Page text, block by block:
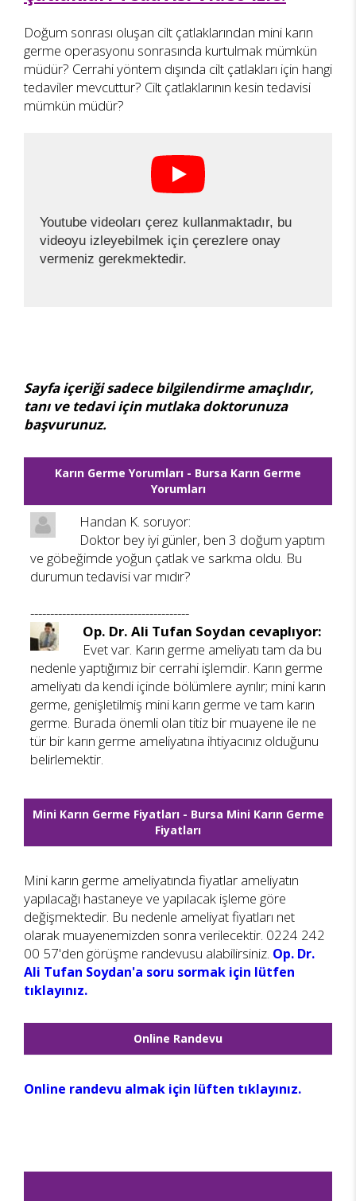
Doğum sonrası oluşan cilt çatlaklarından mini karın
germe operasyonu sonrasında kurtulmak mümkün
müdür? Cerrahi yöntem dışında cilt çatlakları için hangi
tedaviler mevcuttur? Cilt çatlaklarının kesin tedavisi
mümkün müdür?
Youtube videoları çerez kullanmaktadır, bu
videoyu izleyebilmek için çerezlere onay
vermeniz gerekmektedir.
Sayfa içeriği sadece bilgilendirme amaçlıdır,
tanı ve tedavi için mutlaka doktorunuza
başvurunuz.
Karın Germe Yorumları - Bursa Karın Germe
Yorumları
Handan K. soruyor:
Doktor bey iyi günler, ben 3 doğum yaptım
ve göbeğimde yoğun çatlak ve sarkma oldu. Bu
durumun tedavisi var mıdır?
----------------------------------------
Op. Dr. Ali Tufan Soydan cevaplıyor:
Evet var. Karın germe ameliyatı tam da bu
nedenle yaptığımız bir cerrahi işlemdir. Karın germe
ameliyatı da kendi içinde bölümlere ayrılır; mini karın
germe, genişletilmiş mini karın germe ve tam karın
germe. Burada önemli olan titiz bir muayene ile ne
tür bir karın germe ameliyatına ihtiyacınız olduğunu
belirlemektir.
Mini Karın Germe Fiyatları - Bursa Mini Karın Germe
Fiyatları
Mini karın germe ameliyatında fiyatlar ameliyatın
yapılacağı hastaneye ve yapılacak işleme göre
değişmektedir. Bu nedenle ameliyat fiyatları net
olarak muayenemizden sonra verilecektir. 0224 242
00 57'den görüşme randevusu alabilirsiniz. Op. Dr.
Ali Tufan Soydan'a soru sormak için lütfen
tıklayınız.
Online Randevu
Online randevu almak için lüften tıklayınız.